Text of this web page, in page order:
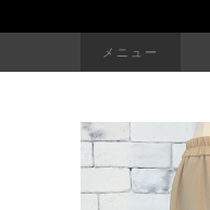
メニュー